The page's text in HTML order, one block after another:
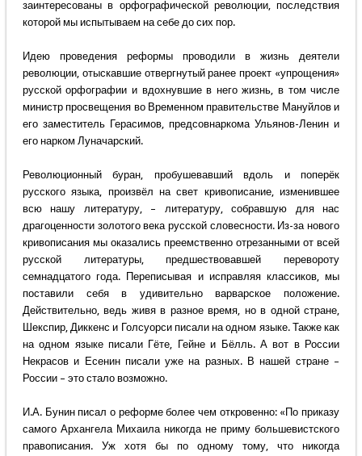
заинтересованы в орфографической революции, последствия
которой мы испытываем на себе до сих пор.
Идею проведения реформы проводили в жизнь деятели
революции, отыскавшие отвергнутый ранее проект «упрощения»
русской орфографии и вдохнувшие в него жизнь, в том числе
министр просвещения во Временном правительстве Мануйлов и
его заместитель Герасимов, предсовнаркома Ульянов-Ленин и
его нарком Луначарский.
Революционный буран, пробушевавший вдоль и поперёк
русского языка, произвёл на свет кривописание, изменившее
всю нашу литературу, – литературу, собравшую для нас
драгоценности золотого века русской словесности. Из-за нового
кривописания мы оказались преемственно отрезанными от всей
русской литературы, предшествовавшей перевороту
семнадцатого года. Переписывая и исправляя классиков, мы
поставили себя в удивительно варварское положение.
Действительно, ведь живя в разное время, но в одной стране,
Шекспир, Диккенс и Голсуорси писали на одном языке. Также как
на одном языке писали Гёте, Гейне и Бёлль. А вот в России
Некрасов и Есенин писали уже на разных. В нашей стране –
России – это стало возможно.
И.А. Бунин писал о реформе более чем откровенно: «По приказу
самого Архангела Михаила никогда не приму большевистского
правописания. Уж хотя бы по одному тому, что никогда